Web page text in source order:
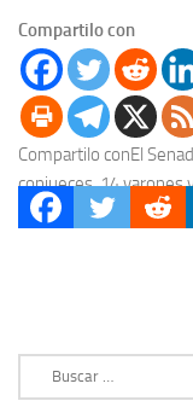
Compartilo con
Compartilo conEl
conjueces, 14 varones
Justicia (STJ). Los